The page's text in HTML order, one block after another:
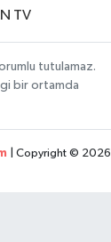
TV
tutulamaz.
bir ortamda
| Copyright © 2026